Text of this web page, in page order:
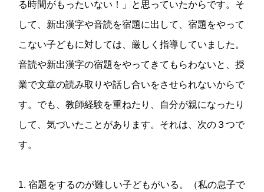
る時間がもったいない！」と思っていたからです。そ
して、新出漢字や音読を宿題に出して、宿題をやって
こない子どもに対しては、厳しく指導していました。
音読や新出漢字の宿題をやってきてもらわないと、授
業で文章の読み取りや話し合いをさせられないからで
す。でも、教師経験を重ねたり、自分が親になったり
して、気づいたことがあります。それは、次の３つで
す。
1. 宿題をするのが難しい子どもがいる。（私の息子で